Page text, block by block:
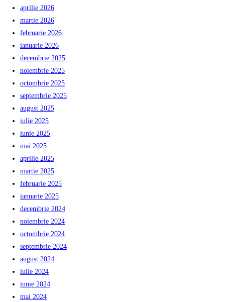
aprilie 2026
martie 2026
februarie 2026
ianuarie 2026
decembrie 2025
noiembrie 2025
octombrie 2025
septembrie 2025
august 2025
iulie 2025
iunie 2025
mai 2025
aprilie 2025
martie 2025
februarie 2025
ianuarie 2025
decembrie 2024
noiembrie 2024
octombrie 2024
septembrie 2024
august 2024
iulie 2024
iunie 2024
mai 2024